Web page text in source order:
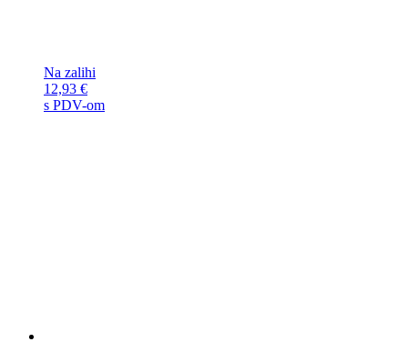
Na zalihi
12,93 €
s PDV-om